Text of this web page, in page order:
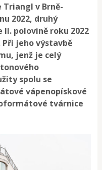
Triangl v Brně-
2022, druhý
polovině roku 2022
Při jeho výstavbě
jenž je celý
spolu se
vápenopískové
tvárnice